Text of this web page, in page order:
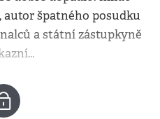
autor špatného posudku
a státní zástupkyně